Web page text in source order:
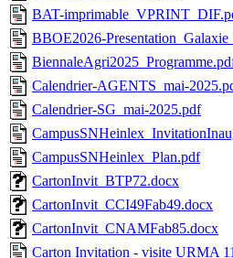
BAT-
BBOE2026-
Calendrier-AGENTS_mai-
Calendrier-SG_mai-2025.pdf
CampusSNHeinlex_Plan.pdf
CartonInvit_BTP72.docx
CartonInvit_CCI49Fab49.docx
CartonInvit_CNAMFab85.docx
Carton Invitation - visite URMA